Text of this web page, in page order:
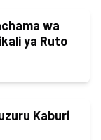
wa
ya Ruto
Kaburi